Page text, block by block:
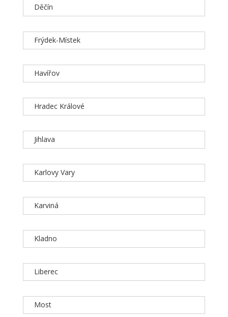
Děčín
Frýdek-Místek
Havířov
Hradec Králové
Jihlava
Karlovy Vary
Karviná
Kladno
Liberec
Most